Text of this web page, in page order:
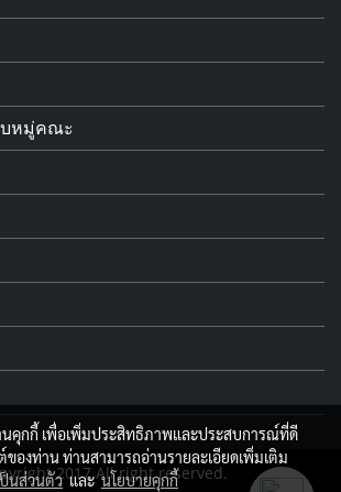
บหมู่คณะ
2017 All right reserved.
นคุกกี้ เพื่อเพิ่มประสิทธิภาพและประสบการณ์ที่ดี
ของท่าน ท่านสามารถอ่านรายละเอียดเพิ่มเติม
นส่วนตัวและนโยบายคุกกี้